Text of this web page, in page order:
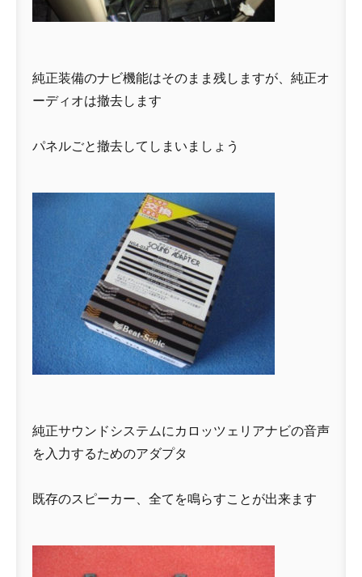
純正装備のナビ機能はそのまま残しますが、純正オ
ーディオは撤去します
パネルごと撤去してしまいましょう
純正サウンドシステムにカロッツェリアナビの音声
を入力するためのアダプタ
既存のスピーカー、全てを鳴らすことが出来ます